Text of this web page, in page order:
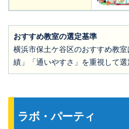
おすすめ教室の選定基準
横浜市保土ケ谷区のおすすめ教
績」「通いやすさ」を重視して選
ラボ・パーティ